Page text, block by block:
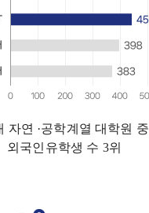
자연 ·공학계열 대학원 중
외국인유학생 수 3위